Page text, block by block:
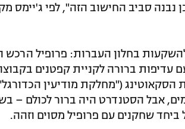
נבנה סביב החישוב הזה", לפי ג'יימס
בחלון העברות: פרופיל הרכש
כ-40 מיליון יורו, עם עדיפות ברורה לקניית קפטנים
("מחלקת מודיעין
אבל הסטנדרט היה ברור לכולם –
שחקנים עם פרופיל מסוים וזהה.